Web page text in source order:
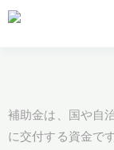
補助金は、国や自
に交付する資金で